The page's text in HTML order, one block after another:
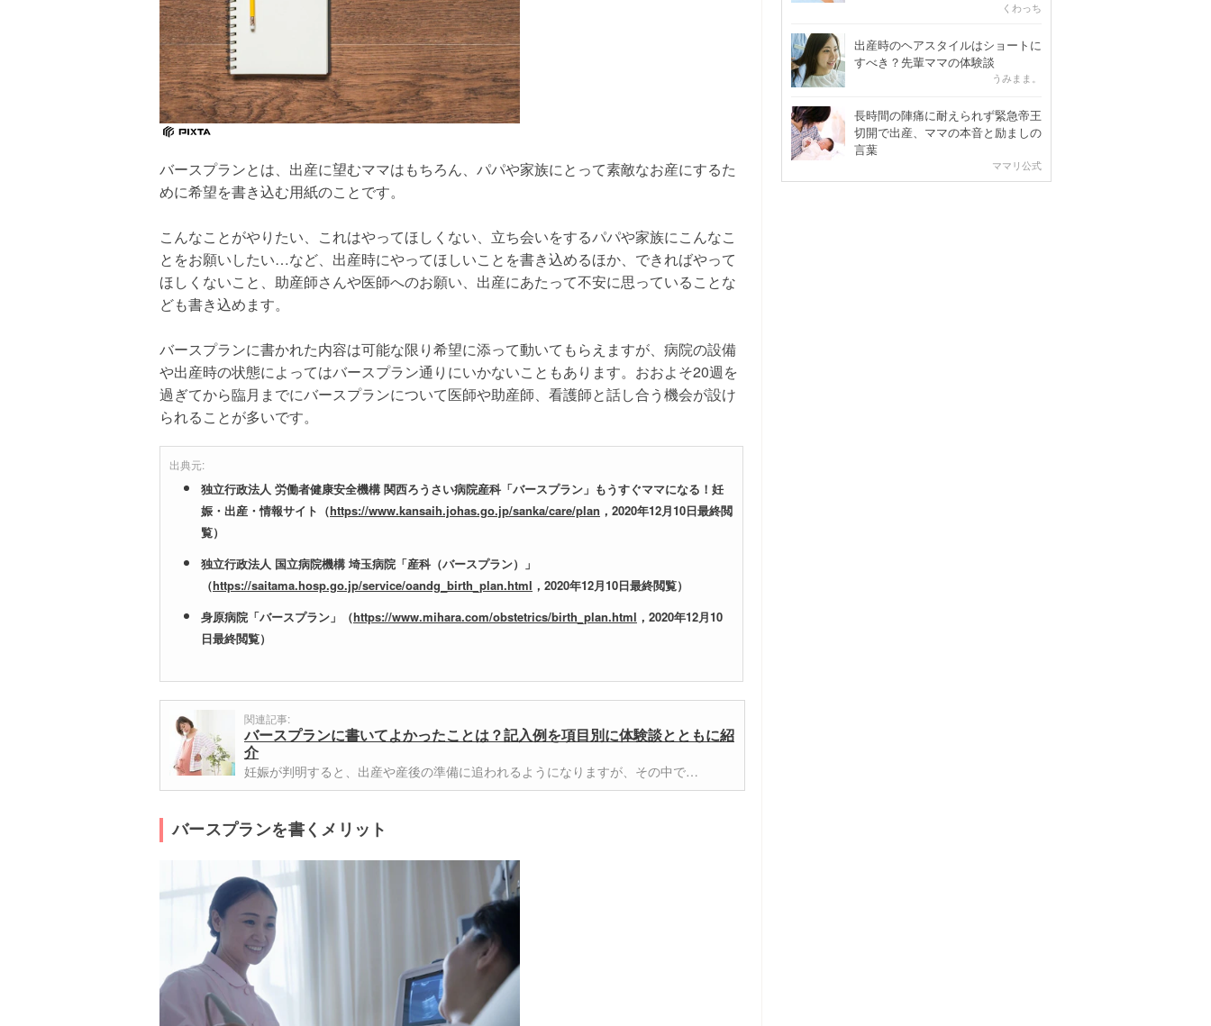
バースプランとは、出産に望むママはもちろん、パパや家族にとって素敵なお産にするた
めに希望を書き込む用紙のことです。
こんなことがやりたい、これはやってほしくない、立ち会いをするパパや家族にこんなこ
とをお願いしたい…など、出産時にやってほしいことを書き込めるほか、できればやって
ほしくないこと、助産師さんや医師へのお願い、出産にあたって不安に思っていることな
ども書き込めます。
バースプランに書かれた内容は可能な限り希望に添って動いてもらえますが、病院の設備
や出産時の状態によってはバースプラン通りにいかないこともあります。おおよそ20週を
過ぎてから臨月までにバースプランについて医師や助産師、看護師と話し合う機会が設け
られることが多いです。
出典元:
独立行政法人 労働者健康安全機構 関西ろうさい病院産科「バースプラン」もうすぐママになる！妊
娠・出産・情報サイト（https://www.kansaih.johas.go.jp/sanka/care/plan ，2020年12月10日最終閲
覧）
独立行政法人 国立病院機構 埼玉病院「産科（バースプラン）」
（https://saitama.hosp.go.jp/service/oandg_birth_plan.html ，2020年12月10日最終閲覧）
身原病院「バースプラン」（https://www.mihara.com/obstetrics/birth_plan.html ，2020年12月10
日最終閲覧）
関連記事:
バースプランに書いてよかったことは？記入例を項目別に体験談とともに紹
介
妊娠が判明すると、出産や産後の準備に追われるようになりますが、その中で…
バースプランを書くメリット
くわっち
出産時のヘアスタイルはショートに
すべき？先輩ママの体験談
うみまま。
長時間の陣痛に耐えられず緊急帝王
切開で出産、ママの本音と励ましの
言葉
ママリ公式